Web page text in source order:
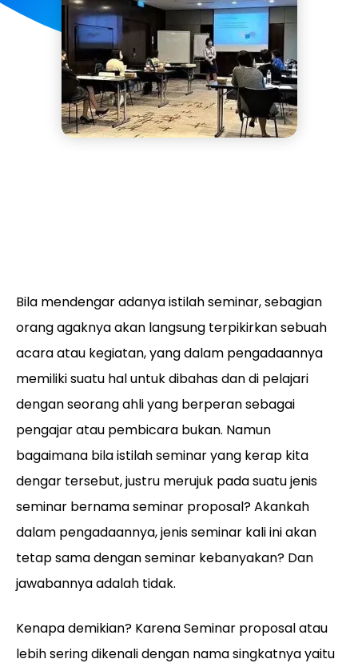
Bila mendengar adanya istilah seminar, sebagian
orang agaknya akan langsung terpikirkan sebuah
acara atau kegiatan, yang dalam pengadaannya
memiliki suatu hal untuk dibahas dan di pelajari
dengan seorang ahli yang berperan sebagai
pengajar atau pembicara bukan. Namun
bagaimana bila istilah seminar yang kerap kita
dengar tersebut, justru merujuk pada suatu jenis
seminar bernama seminar proposal? Akankah
dalam pengadaannya, jenis seminar kali ini akan
tetap sama dengan seminar kebanyakan? Dan
jawabannya adalah tidak.
Kenapa demikian? Karena Seminar proposal atau
lebih sering dikenali dengan nama singkatnya yaitu